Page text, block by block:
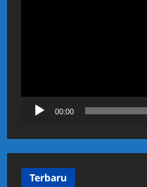
00:00
Terbaru